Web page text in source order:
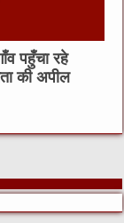
पहुँचा रहे
की अपील